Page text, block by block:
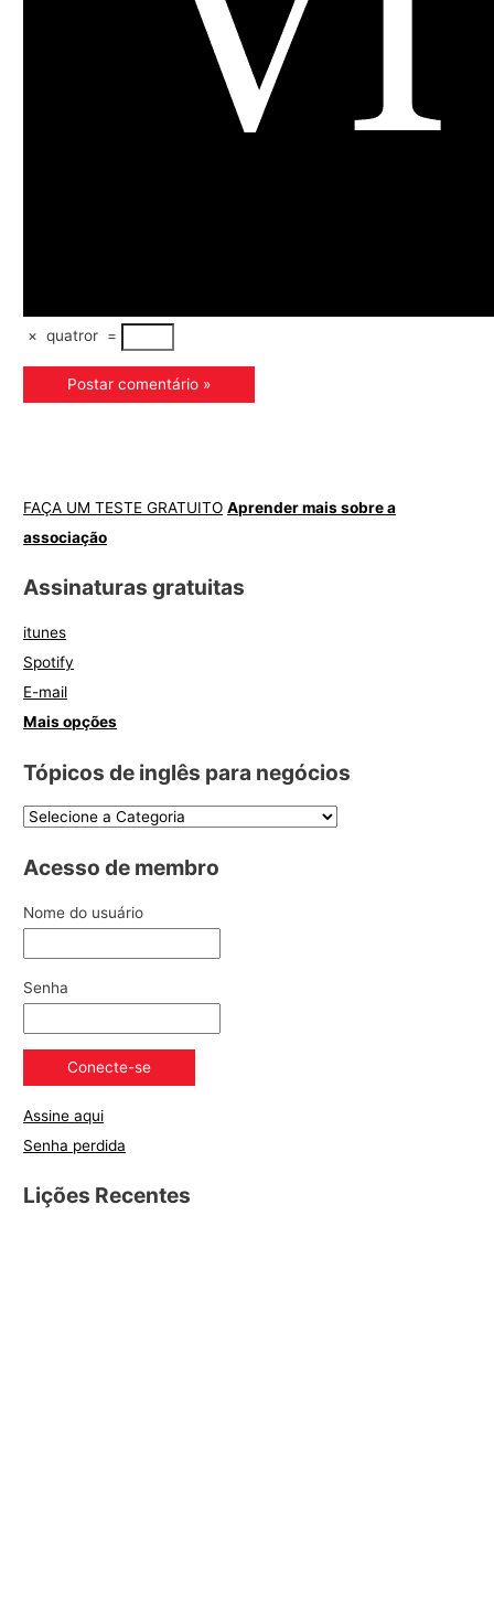
× quatror =
FAÇA UM TESTE GRATUITO Aprender mais sobre a
associação
Assinaturas gratuitas
itunes
Spotify
E-mail
Mais opções
Tópicos de inglês para negócios
Acesso de membro
Nome do usuário
Senha
Assine aqui
Senha perdida
Lições Recentes